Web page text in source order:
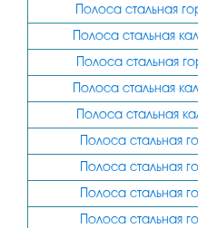
Полоса стальная
Полоса стальная
Полоса стальная
Полоса стальная
Полоса стальная
Полоса стальная
Полоса стальная
Полоса стальная
Полоса стальная